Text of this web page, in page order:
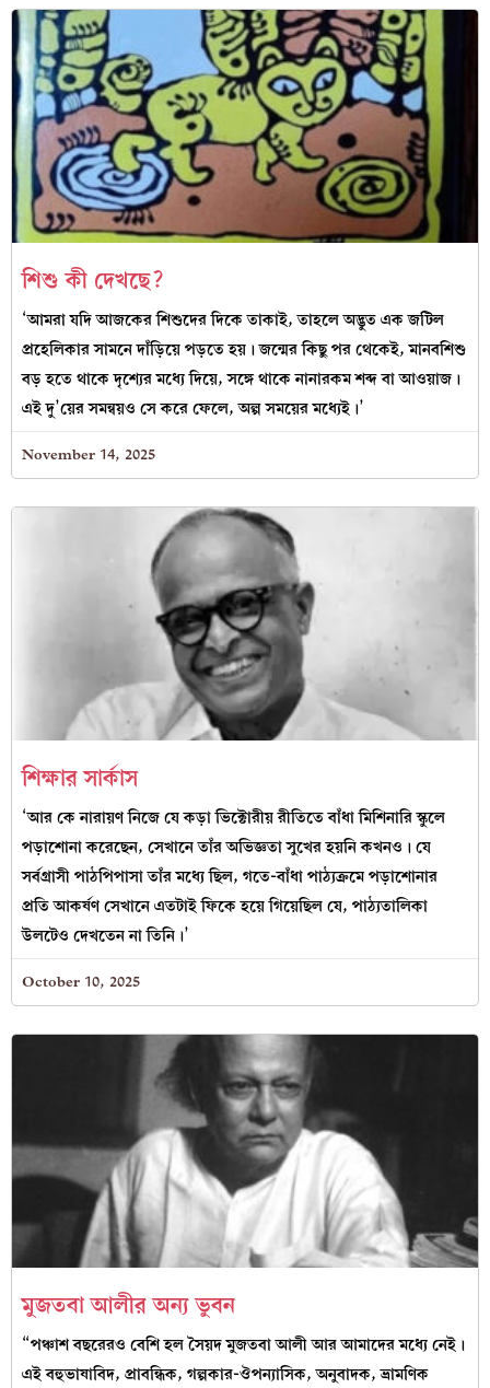
শিশু কী দেখছে?
‘আমরা যদি আজকের শিশুদের দিকে তাকাই, তাহলে অদ্ভুত এক জটিল
প্রহেলিকার সামনে দাঁড়িয়ে পড়তে হয়। জন্মের কিছু পর থেকেই, মানবশিশু
বড় হতে থাকে দৃশ্যের মধ্যে দিয়ে, সঙ্গে থাকে নানারকম শব্দ বা আওয়াজ।
এই দু’য়ের সমন্বয়ও সে করে ফেলে, অল্প সময়ের মধ্যেই।’
November 14, 2025
শিক্ষার সার্কাস
‘আর কে নারায়ণ নিজে যে কড়া ভিক্টোরীয় রীতিতে বাঁধা মিশিনারি স্কুলে
পড়াশোনা করেছেন, সেখানে তাঁর অভিজ্ঞতা সুখের হয়নি কখনও। যে
সর্বগ্রাসী পাঠপিপাসা তাঁর মধ্যে ছিল, গতে-বাঁধা পাঠ্যক্রমে পড়াশোনার
প্রতি আকর্ষণ সেখানে এতটাই ফিকে হয়ে গিয়েছিল যে, পাঠ্যতালিকা
উলটেও দেখতেন না তিনি।’
October 10, 2025
মুজতবা আলীর অন্য ভুবন
“পঞ্চাশ বছরেরও বেশি হল সৈয়দ মুজতবা আলী আর আমাদের মধ্যে নেই।
এই বহুভাষাবিদ, প্রাবন্ধিক, গল্পকার-ঔপন্যাসিক, অনুবাদক, ভ্রামণিক